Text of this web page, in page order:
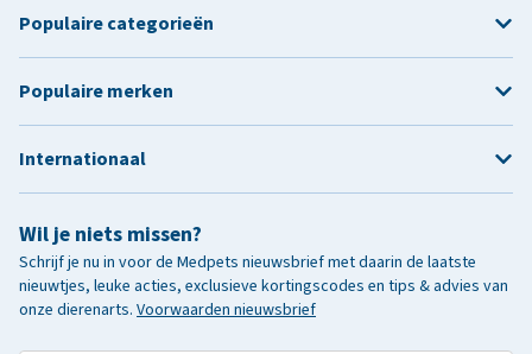
Wil je niets missen?
Schrijf je nu in voor de Medpets nieuwsbrief met daarin de laatste
nieuwtjes, leuke acties, exclusieve kortingscodes en tips & advies van
onze dierenarts. Voorwaarden nieuwsbrief
Populaire categorieën
Populaire merken
Internationaal